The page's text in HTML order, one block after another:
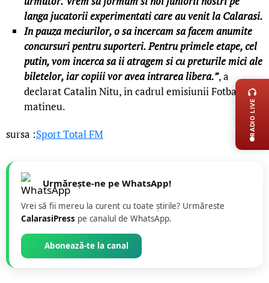
langa jucatorii experimentati care au venit la Calarasi.
In pauza meciurilor, o sa incercam sa facem anumite
concursuri pentru suporteri. Pentru primele etape, cel
putin, vom incerca sa ii atragem si cu preturile mici ale
biletelor, iar copiii vor avea intrarea libera.”, a
declarat Catalin Nitu, in cadrul emisiunii Fotbal la
matineu.
sursa :Sport Total FM
Urmărește-ne pe WhatsApp!
Vrei să fii mereu la curent cu toate știrile? Urmăreste
CalarasiPress pe canalul de WhatsApp.
Abonează-te la canal
RADIO LIVE